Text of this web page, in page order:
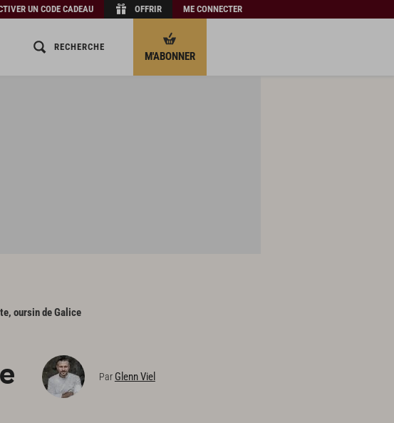
UN CODE CADEAU OFFRIR ME CONNECTER
RECHERCHE
M'ABONNER
oursin de Galice
Par Glenn Viel